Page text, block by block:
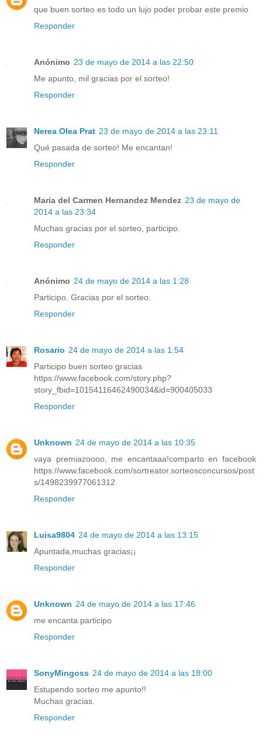
que buen sorteo es todo un lujo poder probar este premio
Responder
Anónimo 23 de mayo de 2014 a las 22:50
Me apunto, mil gracias por el sorteo!
Responder
Nerea Olea Prat 23 de mayo de 2014 a las 23:11
Qué pasada de sorteo! Me encantan!
Responder
Maria del Carmen Hernandez Mendez 23 de mayo de
2014 a las 23:34
Muchas gracias por el sorteo, participo.
Responder
Anónimo 24 de mayo de 2014 a las 1:28
Participo. Gracias por el sorteo.
Responder
Rosario 24 de mayo de 2014 a las 1:54
Participo buen sorteo gracias
https://www.facebook.com/story.php?
story_fbid=10154116462490034&id=900405033
Responder
Unknown 24 de mayo de 2014 a las 10:35
vaya premiazoooo, me encantaaa!comparto en facebook
https://www.facebook.com/sortreator.sorteosconcursos/post
s/1498239977061312
Responder
Luisa9804 24 de mayo de 2014 a las 13:15
Apuntada,muchas gracias¡¡
Responder
Unknown 24 de mayo de 2014 a las 17:46
me encanta participo
Responder
SonyMingoss 24 de mayo de 2014 a las 18:00
Estupendo sorteo me apunto!!
Muchas gracias.
Responder